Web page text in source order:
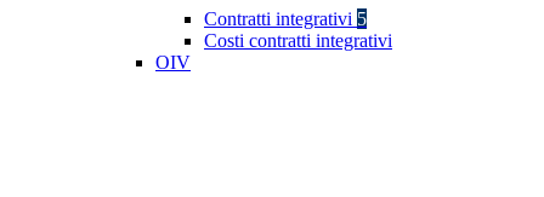
Contratti integrativi 5
Costi contratti integrativi
OIV